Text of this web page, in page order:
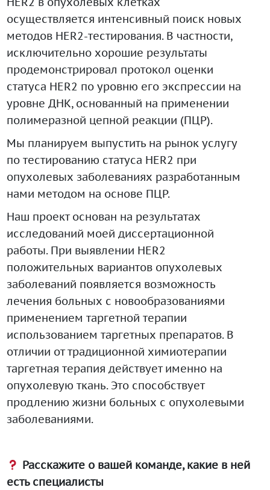
осуществляется интенсивный поиск новых
методов HER2-тестирования. В частности,
исключительно хорошие результаты
продемонстрировал протокол оценки
статуса HER2 по уровню его экспрессии на
уровне ДНК, основанный на применении
полимеразной цепной реакции (ПЦР).
Мы планируем выпустить на рынок услугу
по тестированию статуса HER2 при
опухолевых заболеваниях разработанным
нами методом на основе ПЦР.
Наш проект основан на результатах
исследований моей диссертационной
работы. При выявлении HER2
положительных вариантов опухолевых
заболеваний появляется возможность
лечения больных с новообразованиями
применением таргетной терапии
использованием таргетных препаратов. В
отличии от традиционной химиотерапии
таргетная терапия действует именно на
опухолевую ткань. Это способствует
продлению жизни больных с опухолевыми
заболеваниями.
Расскажите о вашей команде, какие в ней
есть специалисты